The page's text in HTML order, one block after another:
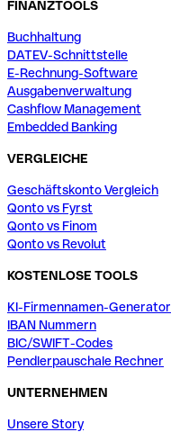
FINANZTOOLS
Buchhaltung
DATEV-Schnittstelle
E-Rechnung-Software
Ausgabenverwaltung
Cashflow Management
Embedded Banking
VERGLEICHE
Geschäftskonto Vergleich
Qonto vs Fyrst
Qonto vs Finom
Qonto vs Revolut
KOSTENLOSE TOOLS
KI-Firmennamen-Generator
IBAN Nummern
BIC/SWIFT-Codes
Pendlerpauschale Rechner
UNTERNEHMEN
Unsere Story